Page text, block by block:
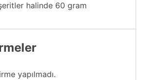
halinde 60 gram
yapılmadı.